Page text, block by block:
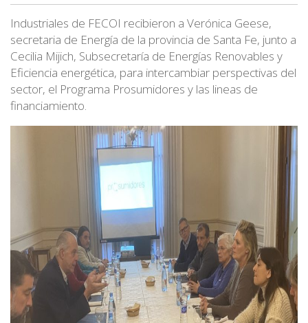
Industriales de FECOI recibieron a Verónica Geese,
secretaria de Energía de la provincia de Santa Fe, junto a
Cecilia Mijich, Subsecretaría de Energías Renovables y
Eficiencia energética, para intercambiar perspectivas del
sector, el Programa Prosumidores y las lineas de
financiamiento.